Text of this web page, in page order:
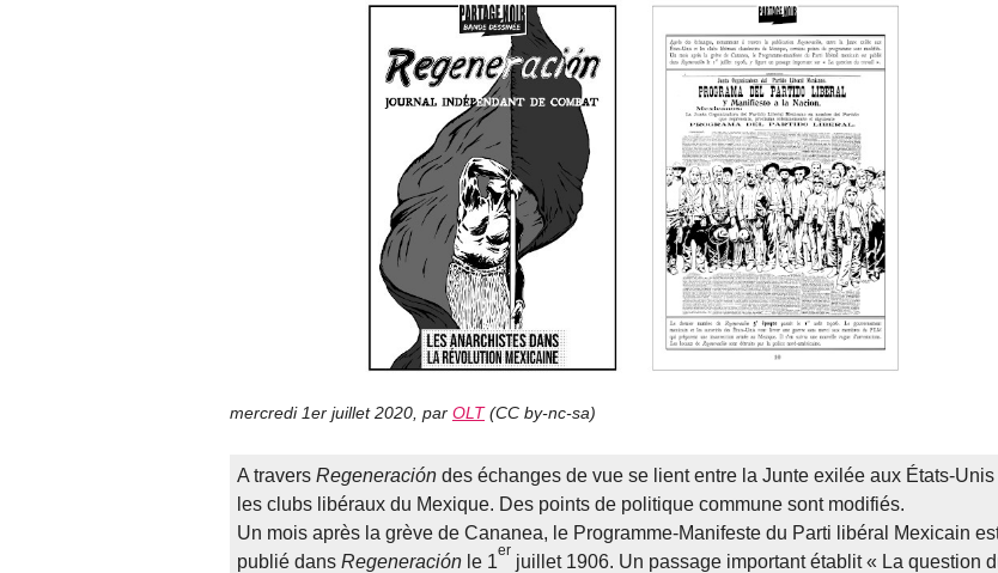
mercredi 1er juillet 2020 par OLT (CC by-nc-sa)
A travers Regeneración des échanges de vue se lient entre la Junte exilée aux États-Unis
les clubs libéraux du Mexique. Des points de politique commune sont modifiés.
Un mois après la grève de Cananea, le Programme-Manifeste du Parti libéral Mexicain
publié dans Regeneración le 1
er
juillet 1906. Un passage important établit « La question